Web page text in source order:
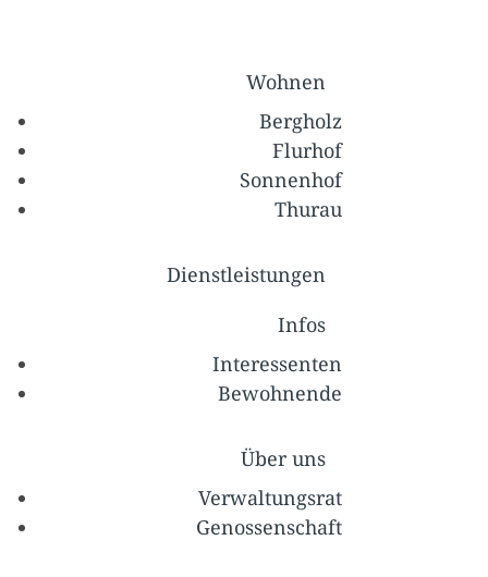
Wohnen
Bergholz
Flurhof
Sonnenhof
Thurau
Dienstleistungen
Infos
Interessenten
Bewohnende
Über uns
Verwaltungsrat
Genossenschaft